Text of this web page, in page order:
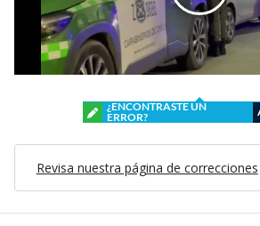
¿ENCONTRASTE UN
ERROR?
Revisa nuestra página de correcciones